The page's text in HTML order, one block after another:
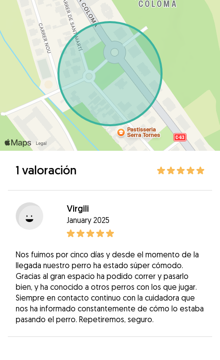
1 valoración
Virgili
January 2025
Nos fuimos por cinco días y desde el momento de la
llegada nuestro perro ha estado súper cómodo.
Gracias al gran espacio ha podido correr y pasarlo
bien, y ha conocido a otros perros con los que jugar.
Siempre en contacto continuo con la cuidadora que
nos ha informado constantemente de cómo lo estaba
pasando el perro. Repetiremos, seguro.